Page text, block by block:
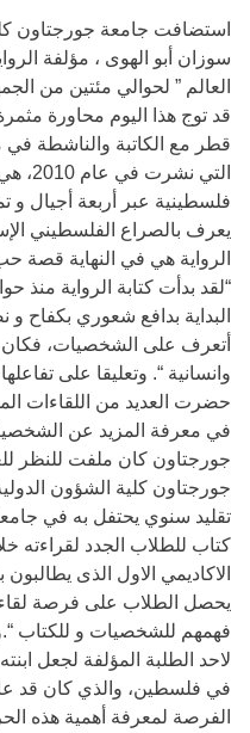
استضافت جامعة جورجتاون
سوزان أبو الهوى ، مؤلفة
العالم ” لحوالي مئتين من
قد توج هذا اليوم محاورة
قطر مع الكاتبة والناشطة في
التي
فلسطينية عبر أربعة أجيال و
يعرف بالصراع الفلسطيني
الرواية هي في النهاية قصة
“لقد بدأت كتابة الرواية
البداية بدافع شعوري بكفاح
أتعرف على الشخصيات،
وانسانية “. وتعليقا على
حضرت العديد من اللقاءات
في معرفة المزيد عن
جورجتاون كان ملفت للنظر
جورجتاون كلية الشؤون
تقليد سنوي يحتفل به في
كتاب للطلاب الجدد لقراءته
الاكاديمي الاول الذى
يحصل الطلاب على فرصة
فهمهم للشخصيات و للكتاب
لاحد الطلبة المؤلفة لجعل
في فلسطين، والذي كان قد
الفرصة لمعرفة أهمية هذه